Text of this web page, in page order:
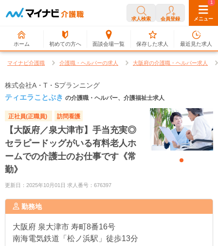
求人検索 会員登録 メニュー
ホーム 初めての方へ 面談会場一覧
0
保存した求人
1
最近見た求人
マイナビ介護職 介護職・ヘルパーの求人 大阪府の介護職・ヘルパー求人
株式会社A・T・Sプランニング
ティエラことぶき の介護職・ヘルパー、介護福祉士求人
正社員(正職員) 訪問看護
【大阪府／泉大津市】手当充実◎
セラピードッグがいる有料老人ホ
ームでの介護士のお仕事です《常
勤》
更新日：2025年10月01日 求人番号：676397
勤務地
大阪府 泉大津市 寿町8番16号
南海電気鉄道「松ノ浜駅」徒歩13分